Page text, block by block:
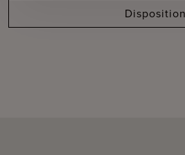
Disposition